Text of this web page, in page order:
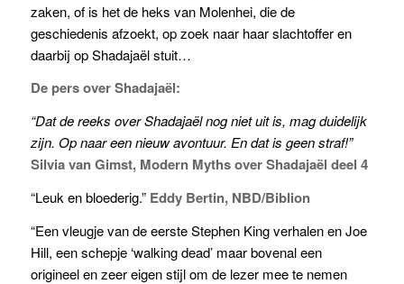
zaken, of is het de heks van Molenhei, die de
geschiedenis afzoekt, op zoek naar haar slachtoffer en
daarbij op Shadajaël stuit…
De pers over Shadajaël:
“Dat de reeks over Shadajaël nog niet uit is, mag duidelijk
zijn. Op naar een nieuw avontuur. En dat is geen straf!”
Silvia van Gimst, Modern Myths over Shadajaël deel 4
“Leuk en bloederig.” Eddy Bertin, NBD/Biblion
“Een vleugje van de eerste Stephen King verhalen en Joe
Hill, een schepje ‘walking dead’ maar bovenal een
origineel en zeer eigen stijl om de lezer mee te nemen